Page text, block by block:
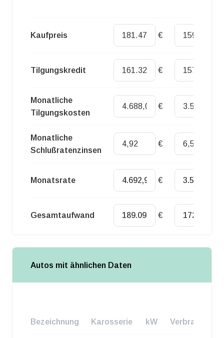
Kaufpreis €
Tilgungskredit €
Monatliche
Tilgungskosten
€
Monatliche
Schlußratenzinsen
€
Monatsrate €
Gesamtaufwand €
Autos mit ähnlichen Daten
Bezeichnung Karosserie kW Verbrauch